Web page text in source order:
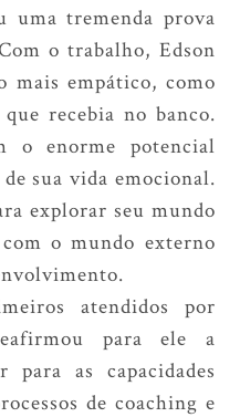
uma tremenda prova
o trabalho, Edson
mais empático, como
recebia no banco.
o enorme potencial
sua vida emocional.
explorar seu mundo
o mundo externo
atendidos por
para ele a
as capacidades
de coaching e